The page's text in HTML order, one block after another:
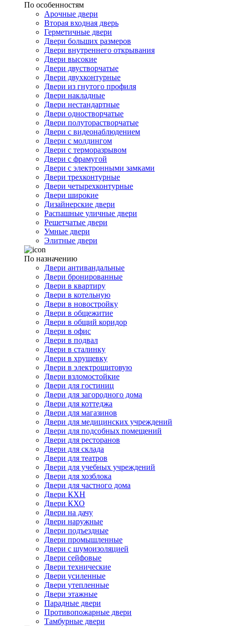
По особенностям
Арочные двери
Вторая входная дверь
Герметичные двери
Двери больших размеров
Двери внутреннего открывания
Двери высокие
Двери двустворчатые
Двери двухконтурные
Двери из гнутого профиля
Двери накладные
Двери нестандартные
Двери одностворчатые
Двери полуторастворчатые
Двери с видеонаблюдением
Двери с молдингом
Двери с терморазрывом
Двери с фрамугой
Двери с электронными замками
Двери трехконтурные
Двери четырехконтурные
Двери широкие
Дизайнерские двери
Распашные уличные двери
Решетчатые двери
Умные двери
Элитные двери
По назначению
Двери антивандальные
Двери бронированные
Двери в квартиру
Двери в котельную
Двери в новостройку
Двери в общежитие
Двери в общий коридор
Двери в офис
Двери в подвал
Двери в сталинку
Двери в хрущевку
Двери в электрощитовую
Двери взломостойкие
Двери для гостиниц
Двери для загородного дома
Двери для коттеджа
Двери для магазинов
Двери для медицинских учреждений
Двери для подсобных помещений
Двери для ресторанов
Двери для склада
Двери для театров
Двери для учебных учреждений
Двери для хозблока
Двери для частного дома
Двери КХН
Двери КХО
Двери на дачу
Двери наружные
Двери подъездные
Двери промышленные
Двери с шумоизоляцией
Двери сейфовые
Двери технические
Двери усиленные
Двери утепленные
Двери этажные
Парадные двери
Противопожарные двери
Тамбурные двери